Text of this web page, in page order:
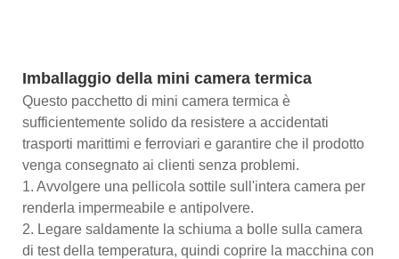
Imballaggio della mini camera termica
Questo pacchetto di mini camera termica è
sufficientemente solido da resistere a accidentati
trasporti marittimi e ferroviari e garantire che il prodotto
venga consegnato ai clienti senza problemi.
1. Avvolgere una pellicola sottile sull'intera camera per
renderla impermeabile e antipolvere.
2. Legare saldamente la schiuma a bolle sulla camera
di test della temperatura, quindi coprire la macchina con